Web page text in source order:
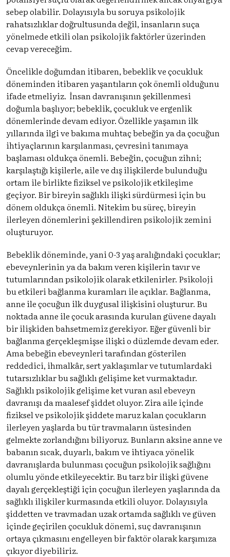
sebep olabilir. Dolayısıyla bu soruya psikolojik
rahatsızlıklar doğrultusunda değil, insanların suça
yönelmede etkili olan psikolojik faktörler üzerinden
cevap vereceğim.
Öncelikle doğumdan itibaren, bebeklik ve çocukluk
döneminden itibaren yaşantıların çok önemli olduğunu
ifade etmeliyiz. İnsan davranışının şekillenmesi
doğumla başlıyor; bebeklik, çocukluk ve ergenlik
dönemlerinde devam ediyor. Özellikle yaşamın ilk
yıllarında ilgi ve bakıma muhtaç bebeğin ya da çocuğun
ihtiyaçlarının karşılanması, çevresini tanımaya
başlaması oldukça önemli. Bebeğin, çocuğun zihni;
karşılaştığı kişilerle, aile ve dış ilişkilerde bulunduğu
ortam ile birlikte fiziksel ve psikolojik etkileşime
geçiyor. Bir bireyin sağlıklı ilişki sürdürmesi için bu
dönem oldukça önemli. Nitekim bu süreç, bireyin
ilerleyen dönemlerini şekillendiren psikolojik zemini
oluşturuyor.
Bebeklik döneminde, yani 0-3 yaş aralığındaki çocuklar;
ebeveynlerinin ya da bakım veren kişilerin tavır ve
tutumlarından psikolojik olarak etkilenirler. Psikoloji
bu etkileri bağlanma kuramları ile açıklar. Bağlanma,
anne ile çocuğun ilk duygusal ilişkisini oluşturur. Bu
noktada anne ile çocuk arasında kurulan güvene dayalı
bir ilişkiden bahsetmemiz gerekiyor. Eğer güvenli bir
bağlanma gerçekleşmişse ilişki o düzlemde devam eder.
Ama bebeğin ebeveynleri tarafından gösterilen
reddedici, ihmalkâr, sert yaklaşımlar ve tutumlardaki
tutarsızlıklar bu sağlıklı gelişime ket vurmaktadır.
Sağlıklı psikolojik gelişime ket vuran asıl ebeveyn
davranışı da maalesef şiddet oluyor. Zira aile içinde
fiziksel ve psikolojik şiddete maruz kalan çocukların
ilerleyen yaşlarda bu tür travmaların üstesinden
gelmekte zorlandığını biliyoruz. Bunların aksine anne ve
babanın sıcak, duyarlı, bakım ve ihtiyaca yönelik
davranışlarda bulunması çocuğun psikolojik sağlığını
olumlu yönde etkileyecektir. Bu tarz bir ilişki güvene
dayalı gerçekleştiği için çocuğun ilerleyen yaşlarında da
sağlıklı ilişkiler kurmasında etkili oluyor. Dolayısıyla
şiddetten ve travmadan uzak ortamda sağlıklı ve güven
içinde geçirilen çocukluk dönemi, suç davranışının
ortaya çıkmasını engelleyen bir faktör olarak karşımıza
çıkıyor diyebiliriz.